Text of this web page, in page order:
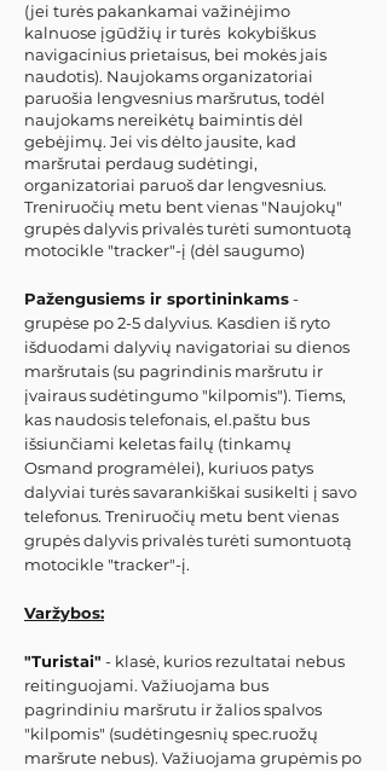
(jei turės pakankamai važinėjimo
kalnuose įgūdžių ir turės kokybiškus
navigacinius prietaisus, bei mokės jais
naudotis). Naujokams organizatoriai
paruošia lengvesnius maršrutus, todėl
naujokams nereikėtų baimintis dėl
gebėjimų. Jei vis dėlto jausite, kad
maršrutai perdaug sudėtingi,
organizatoriai paruoš dar lengvesnius.
Treniruočių metu bent vienas "Naujokų"
grupės dalyvis privalės turėti sumontuotą
motocikle "tracker"-į (dėl saugumo)
Pažengusiems ir sportininkams-
grupėse po 2-5 dalyvius. Kasdien iš ryto
išduodami dalyvių navigatoriai su dienos
maršrutais (su pagrindinis maršrutu ir
įvairaus sudėtingumo "kilpomis"). Tiems,
kas naudosis telefonais, el.paštu bus
išsiunčiami keletas failų (tinkamų
Osmand programėlei), kuriuos patys
dalyviai turės savarankiškai susikelti į savo
telefonus. Treniruočių metu bent vienas
grupės dalyvis privalės turėti sumontuotą
motocikle "tracker"-į.
Varžybos:
"Turistai" - klasė, kurios rezultatai nebus
reitinguojami. Važiuojama bus
pagrindiniu maršrutu ir žalios spalvos
"kilpomis" (sudėtingesnių spec.ruožų
maršrute nebus). Važiuojama grupėmis po